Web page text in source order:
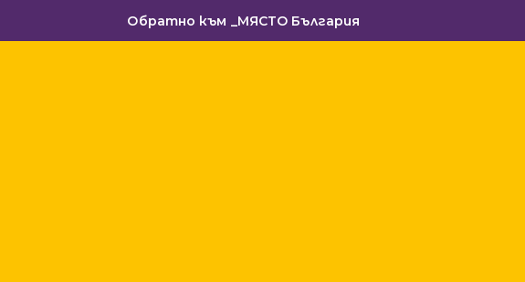
Обратно към _МЯСТО България